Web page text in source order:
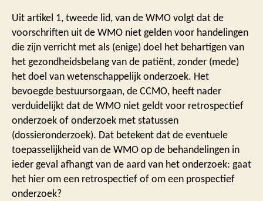
Uit artikel 1, tweede lid, van de WMO volgt dat de
voorschriften uit de WMO niet gelden voor handelingen
die zijn verricht met als (enige) doel het behartigen van
het gezondheidsbelang van de patiënt, zonder (mede)
het doel van wetenschappelijk onderzoek. Het
bevoegde bestuursorgaan, de CCMO, heeft nader
verduidelijkt dat de WMO niet geldt voor retrospectief
onderzoek of onderzoek met statussen
(dossieronderzoek). Dat betekent dat de eventuele
toepasselijkheid van de WMO op de behandelingen in
ieder geval afhangt van de aard van het onderzoek: gaat
het hier om een retrospectief of om een prospectief
onderzoek?